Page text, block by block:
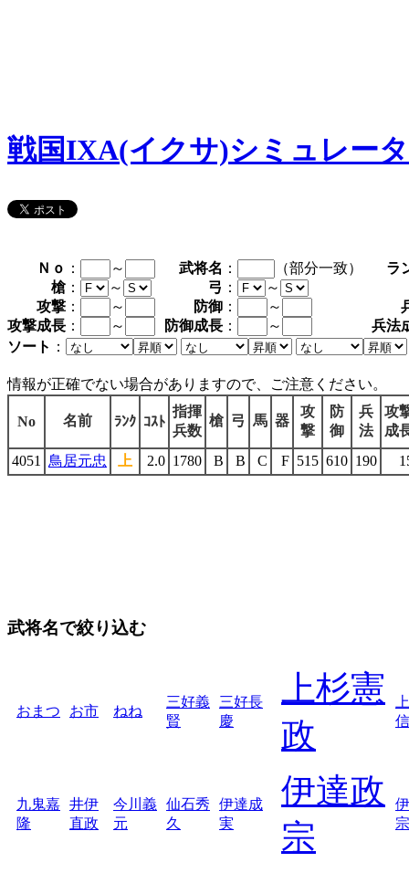
戦国IXA(イクサ)シミュレー
Ｎｏ ： ～ 武将名 ： （部分一致）
ラ
槍 ： ～ 弓 ：
～
攻撃 ： ～ 防御 ： ～
攻撃成長 ： ～ 防御成長 ： ～
兵法
ソート ：
情報が正確でない場合がありますので、ご注意ください。
No 名前 ﾗﾝｸ ｺｽﾄ
指揮
兵数
槍 弓 馬 器
攻
撃
防
御
兵
法
攻
成
4051
鳥居元忠 上 2.0 1780 B B C F 515 610 190
武将名で絞り込む
おまつ お市 ねね
三好義
賢
三好長
慶
上杉憲
政
信
九鬼嘉
隆
井伊
直政
今川義
元
仙石秀
久
伊達成
実
伊達政
宗
宗